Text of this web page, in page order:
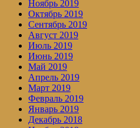
Ноябрь 2019
Октябрь 2019
Сентябрь 2019
Август 2019
Июль 2019
Июнь 2019
Май 2019
Апрель 2019
Март 2019
Февраль 2019
Январь 2019
Декабрь 2018